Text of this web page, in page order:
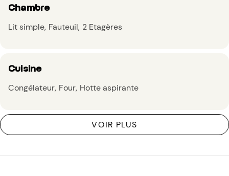
Chambre
Lit simple Fauteuil 2 Etagères
Cuisine
Congélateur Four Hotte aspirante
VOIR PLUS